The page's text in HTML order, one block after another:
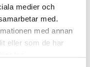
medier och
med.
med annan
eller som de har